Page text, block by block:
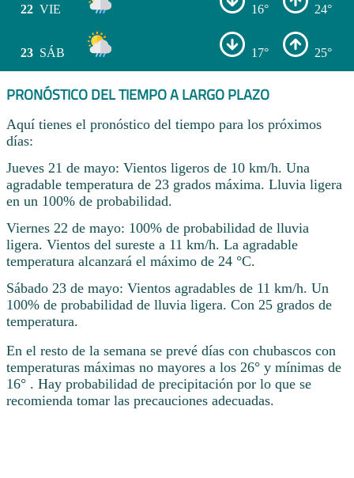
22 VIE 16° 24°
23 SÁB 17° 25°
PRONÓSTICO DEL TIEMPO A LARGO PLAZO
Aquí tienes el pronóstico del tiempo para los próximos
días:
Jueves 21 de mayo: Vientos ligeros de 10 km/h. Una
agradable temperatura de 23 grados máxima. Lluvia ligera
en un 100% de probabilidad.
Viernes 22 de mayo: 100% de probabilidad de lluvia
ligera. Vientos del sureste a 11 km/h. La agradable
temperatura alcanzará el máximo de 24 °C.
Sábado 23 de mayo: Vientos agradables de 11 km/h. Un
100% de probabilidad de lluvia ligera. Con 25 grados de
temperatura.
En el resto de la semana se prevé días con chubascos con
temperaturas máximas no mayores a los 26° y mínimas de
16° . Hay probabilidad de precipitación por lo que se
recomienda tomar las precauciones adecuadas.